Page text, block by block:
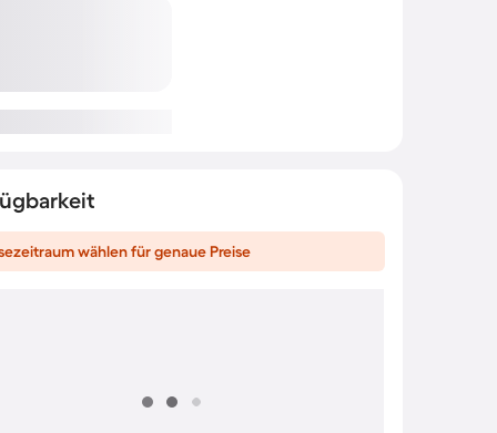
wählen für genaue Preise